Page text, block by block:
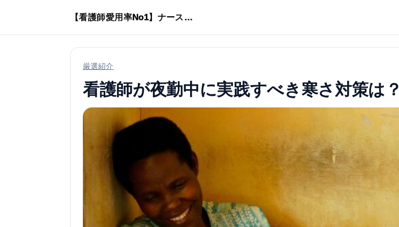
【看護師愛用率No1】ナースリーで人気の商品はコレ
厳選紹介
看護師が夜勤中に実践すべき寒さ対策は？